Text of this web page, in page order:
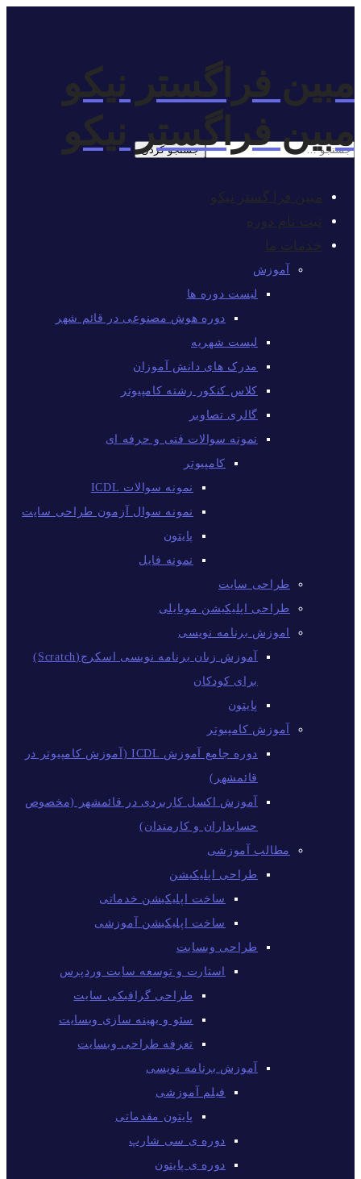
مبین فراگستر نیکو
آموزش
لیست دوره ها
دوره هوش مصنوعی در قائم شهر
لیست شهریه
مدرک های دانش آموزان
کلاس کنکور رشته کامپیوتر
گالری تصاویر
نمونه سوالات فنی و حرفه ای
کامپیوتر
نمونه سوالات ICDL
نمونه سوال آزمون طراحی سایت
پایتون
نمونه فایل
طراحی سایت
طراحی اپلیکیشن موبایلی
اموزش برنامه نویسی
آموزش زبان برنامه نویسی اسکرچ(Scratch)
برای کودکان
پایتون
آموزش کامپیوتر
دوره جامع آموزش ICDL (آموزش کامپیوتر در
قائمشهر)
آموزش اکسل کاربردی در قائمشهر (مخصوص
حسابداران و کارمندان)
مطالب آموزشی
طراحی اپلیکیشن
ساخت اپلیکیشن خدماتی
ساخت اپلیکیشن آموزشی
طراحی وبسایت
استارت و توسعه سایت وردپرس
طراحی گرافیکی سایت
سئو و بهینه سازی وبسایت
تعرفه طراحی وبسایت
آموزش برنامه نویسی
فیلم آموزشی
پایتون مقدماتی
دوره ی سی شارپ
دوره ی پایتون